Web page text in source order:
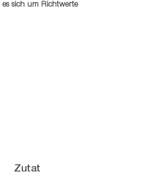
sich um Richtwerte
Zutat